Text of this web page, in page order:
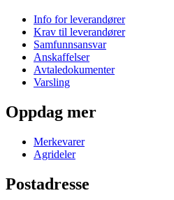
Info for leverandører
Krav til leverandører
Samfunnsansvar
Anskaffelser
Avtaledokumenter
Varsling
Oppdag mer
Merkevarer
Agrideler
Postadresse